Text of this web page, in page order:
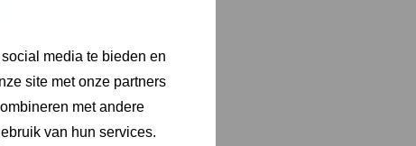
media te bieden en
site met onze partners
met andere
van hun services.